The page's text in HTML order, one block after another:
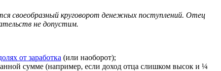
своеобразный круговорот денежных поступлений. Отец
не допустим.
от заработка (или наоборот);
сумме (например, если доход отца слишком высок и ¼